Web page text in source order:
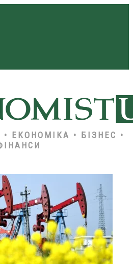
ЕКОНОМІКА • БІЗНЕС •